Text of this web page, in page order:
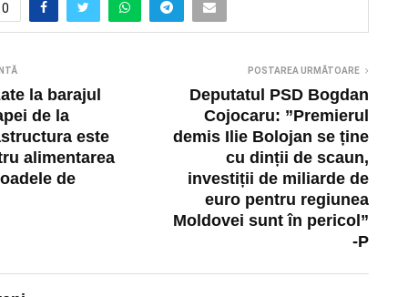
0
la barajul
de la
este
alimentarea
de
POSTAREA URMĂTOARE
Deputatul PSD Bogdan
Cojocaru: ”Premierul
demis Ilie Bolojan se ține
cu dinții de scaun,
investiții de miliarde de
euro pentru regiunea
Moldovei sunt în pericol”
-P